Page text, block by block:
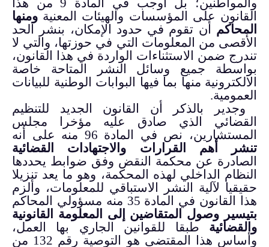
والمواطنين؛ بل أوجب في المادة 9 من هذا
القانون على المؤسسات والهيئات المعنية ومنها
المحاكم أن تقوم في حدود الإمكان، بنشر الحد
الأقصى من المعلومات التي في حوزتها، والتي لا
تندرج ضمن الاستثناءات الواردة في هذا القانون،
بواسطة جميع وسائل النشر المتاحة خاصة
الالكترونية منها بما فيها البوابات الوطنية للبيانات
العمومية.
وجدير بالذكر أن القانون الجديد للتنظيم
القضائي الذي صادق عليه مؤخرا مجلس
المستشارين، نص في المادة 96 منه على أنه
تنشر أهم القرارات والاجتهادات القضائية
الصادرة عن محكمة النقض وفق ضوابط يحددها
النظام الداخلي لهذه المحكمة، وهو ما يعد تنزيلا
حقيقيا لآلية النشر الاستباقي للمعلومات، وألزم
هذا القانون في المادة 35 منه مسؤولي المحاكم
بتيسير وصول المتقاضين إلى المعلومة القانونية
والقضائية طبقا للقوانين الجاري بها العمل،
وأساس هذا المقتضى هو التوصية رقم 132 من